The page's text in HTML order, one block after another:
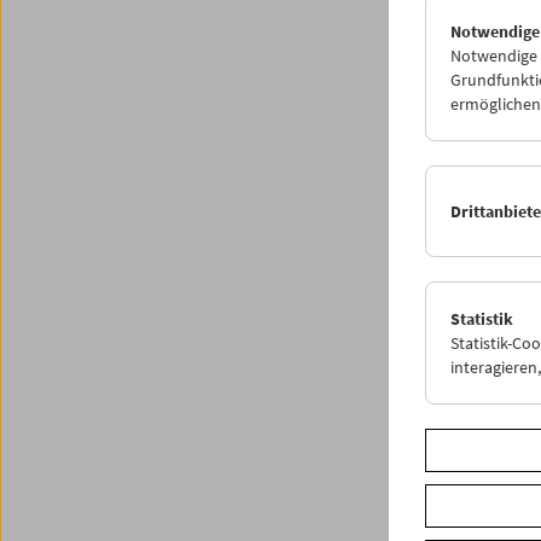
Notwendige
Statistik
Statistik-